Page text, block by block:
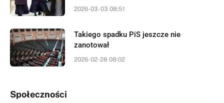
2026-03-03 08:51
Takiego spadku PiS jeszcze nie
zanotował
2026-02-28 08:02
Społeczności